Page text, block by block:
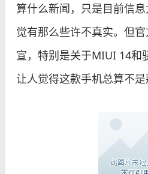
算什么新闻，只是目前信
觉有那么些许不真实。但
宣，特别是关于MIUI 14和
让人觉得这款手机总算不是